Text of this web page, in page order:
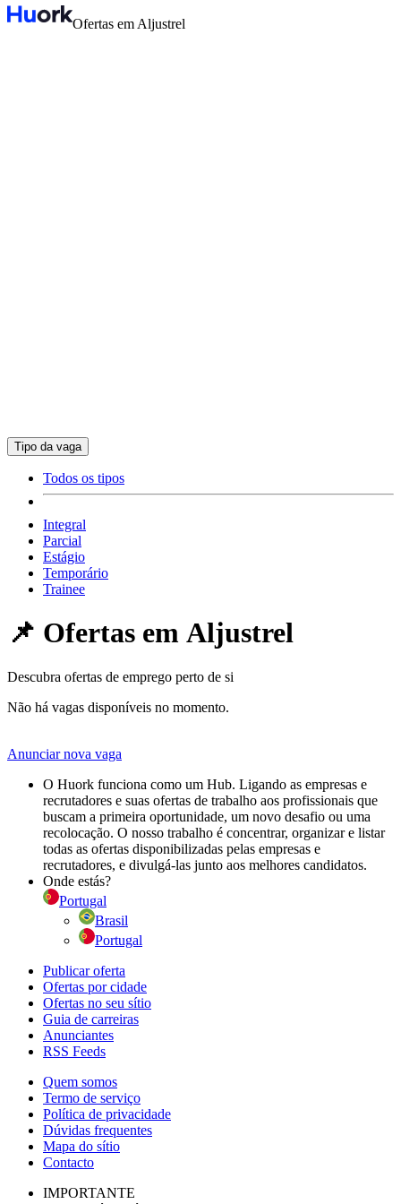
Ofertas em Aljustrel
Tipo da vaga
Todos os tipos
Integral
Parcial
Estágio
Temporário
Trainee
📌 Ofertas em Aljustrel
Descubra ofertas de emprego perto de si
Não há vagas disponíveis no momento.
Anunciar nova vaga
O Huork funciona como um Hub. Ligando as empresas e
recrutadores e suas ofertas de trabalho aos profissionais que
buscam a primeira oportunidade, um novo desafio ou uma
recolocação. O nosso trabalho é concentrar, organizar e listar
todas as ofertas disponibilizadas pelas empresas e
recrutadores, e divulgá-las junto aos melhores candidatos.
Onde estás?
Portugal
Brasil
Portugal
Publicar oferta
Ofertas por cidade
Ofertas no seu sítio
Guia de carreiras
Anunciantes
RSS Feeds
Quem somos
Termo de serviço
Política de privacidade
Dúvidas frequentes
Mapa do sítio
Contacto
IMPORTANTE